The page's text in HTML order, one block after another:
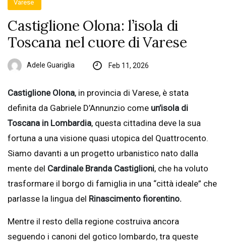
Varese
Castiglione Olona: l’isola di
Toscana nel cuore di Varese
Adele Guariglia Feb 11, 2026
Castiglione Olona, in provincia di Varese, è stata
definita da Gabriele D’Annunzio come un’isola di
Toscana in Lombardia, questa cittadina deve la sua
fortuna a una visione quasi utopica del Quattrocento.
Siamo davanti a un progetto urbanistico nato dalla
mente del Cardinale Branda Castiglioni, che ha voluto
trasformare il borgo di famiglia in una “città ideale” che
parlasse la lingua del Rinascimento fiorentino.
Mentre il resto della regione costruiva ancora
seguendo i canoni del gotico lombardo, tra queste